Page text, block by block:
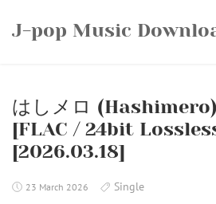
J-pop Music
はしメロ
[FLAC / 24bit
[2026.03.18]
23 March 2026 Single